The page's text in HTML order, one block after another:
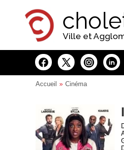
Ville et
Accueil Cinéma